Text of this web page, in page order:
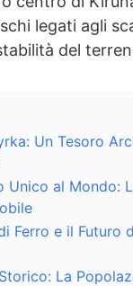
legati agli
del
Un Tesoro
Unico al Mondo:
Ferro e il Futuro
La